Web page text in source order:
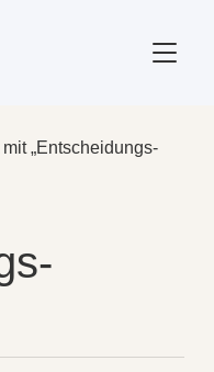
„Entscheidungs­